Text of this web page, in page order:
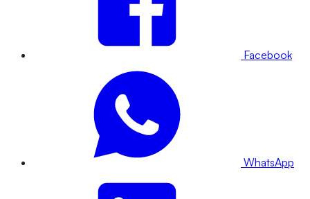
Facebook
WhatsApp